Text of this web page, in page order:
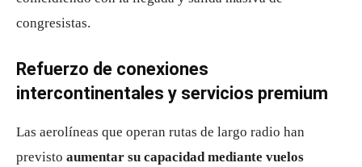
congresistas.
Refuerzo de conexiones
intercontinentales y servicios premium
Las aerolíneas que operan rutas de largo radio han
previsto aumentar su capacidad mediante vuelos